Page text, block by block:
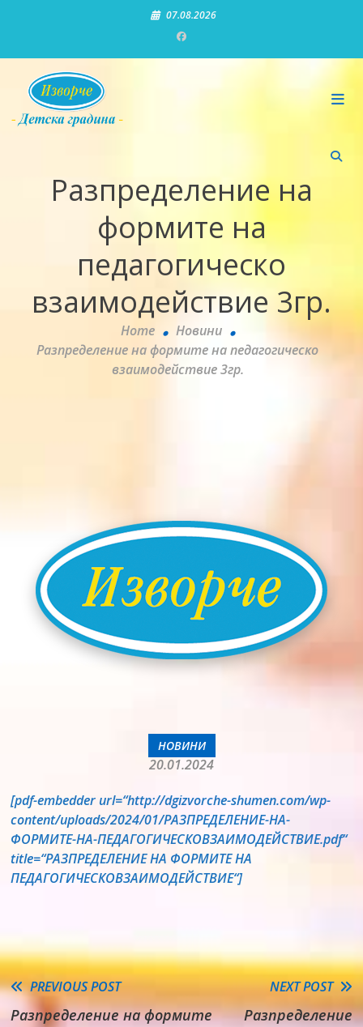
07.08.2026
Детска градина "Изворче"
Разпределение на
формите на
педагогическо
взаимодействие 3гр.
Home
Новини
Разпределение на формите на педагогическо
взаимодействие 3гр.
НОВИНИ
20.01.2024
[pdf-embedder url=“http://dgizvorche-shumen.com/wp-
content/uploads/2024/01/РАЗПРЕДЕЛЕНИЕ-НА-
ФОРМИТЕ-НА-ПЕДАГОГИЧЕСКОВЗАИМОДЕЙСТВИЕ.pdf“
title=“РАЗПРЕДЕЛЕНИЕ НА ФОРМИТЕ НА
ПЕДАГОГИЧЕСКОВЗАИМОДЕЙСТВИЕ“]
Read
PREVIOUS POST
Разпределение на формите
NEXT POST
Разпределение